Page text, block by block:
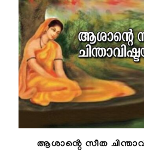
ആശാൻ്റെ സീത